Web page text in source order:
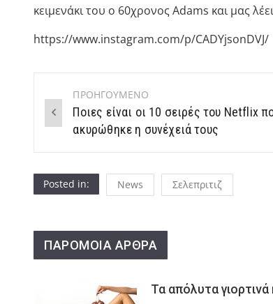
κειμενάκι του ο 60χρονος Adams και μας
https://www.instagram.com/p/CADYjsonDVJ/
Post
navigation
ΠΡΟΗΓΟΥΜΕΝΟ
Ποιες είναι οι 10 σειρές του Netflix
ακυρώθηκε η συνέχειά τους
Posted in: News Σελεπριτιζ
ΠΑΡΟΜΟΙΑ ΑΡΘΡΑ
Τα απόλυτα